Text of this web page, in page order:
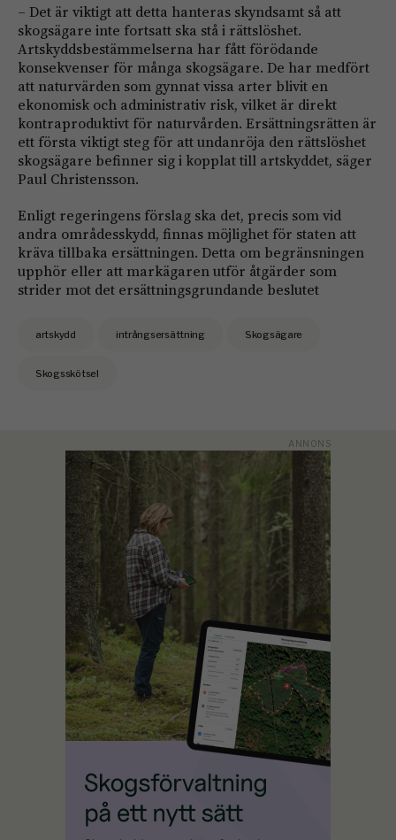
– Det är viktigt att detta hanteras skyndsamt så att
skogsägare inte fortsatt ska stå i rättslöshet.
Artskyddsbestämmelserna har fått förödande
konsekvenser för många skogsägare. De har medfört
att naturvärden som gynnat vissa arter blivit en
ekonomisk och administrativ risk, vilket är direkt
kontraproduktivt för naturvården. Ersättningsrätten är
ett första viktigt steg för att undanröja den rättslöshet
skogsägare befinner sig i kopplat till artskyddet, säger
Paul Christensson.
Enligt regeringens förslag ska det, precis som vid
andra områdesskydd, finnas möjlighet för staten att
kräva tillbaka ersättningen. Detta om begränsningen
upphör eller att markägaren utför åtgärder som
strider mot det ersättningsgrundande beslutet
artskydd intrångsersättning Skogsägare
Skogsskötsel